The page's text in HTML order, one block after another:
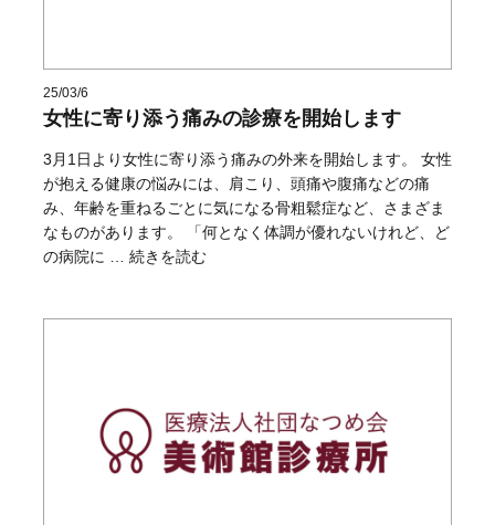
25/03/6
女性に寄り添う痛みの診療を開始します
3月1日より女性に寄り添う痛みの外来を開始します。 女性
が抱える健康の悩みには、肩こり、頭痛や腹痛などの痛
み、年齢を重ねるごとに気になる骨粗鬆症など、さまざま
なものがあります。 「何となく体調が優れないけれど、ど
の病院に … “女性に寄り添う痛みの診療を開始します” の
続きを読む